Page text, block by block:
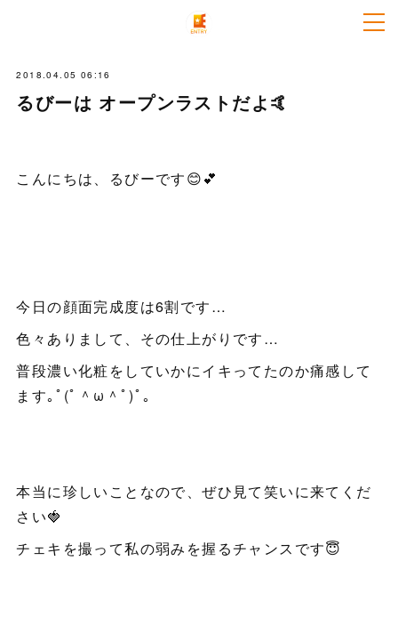
2018.04.05 06:16
るびーは オープンラストだよ🤙
こんにちは、るびーです😊💕
今日の顔面完成度は6割です…
色々ありまして、その仕上がりです…
普段濃い化粧をしていかにイキってたのか痛感して
ます｡ﾟ(ﾟ＾ω＾ﾟ)ﾟ｡
本当に珍しいことなので、ぜひ見て笑いに来てくだ
さい🍓
チェキを撮って私の弱みを握るチャンスです😇